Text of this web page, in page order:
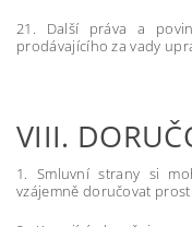
21. Další práva a
prodávajícího za vady
VIII.
1. Smluvní strany si
vzájemně doručovat